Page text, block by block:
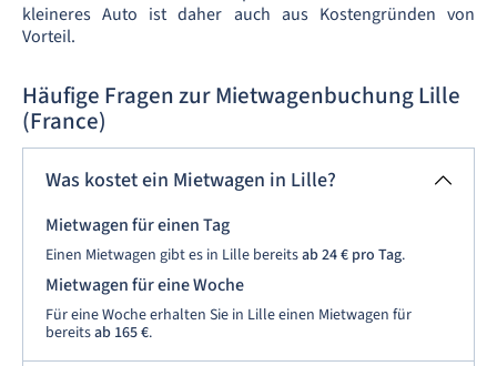
kleineres Auto ist daher auch aus Kostengründen von
Vorteil.
Häufige Fragen zur Mietwagenbuchung Lille
(France)
Was kostet ein Mietwagen in Lille?
Mietwagen für einen Tag
Einen Mietwagen gibt es in Lille bereitsab24 € pro Tag.
Mietwagen für eine Woche
Für eine Woche erhalten Sie in Lille einen Mietwagen für
bereitsab 165 €.